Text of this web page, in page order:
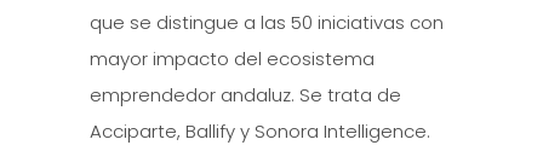
que se distingue a las 50 iniciativas con
mayor impacto del ecosistema
emprendedor andaluz. Se trata de
Acciparte, Ballify y Sonora Intelligence.